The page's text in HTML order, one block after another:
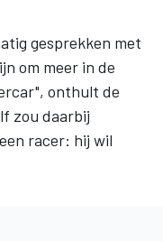
gesprekken met
om meer in de
onthult de
zou daarbij
racer: hij wil